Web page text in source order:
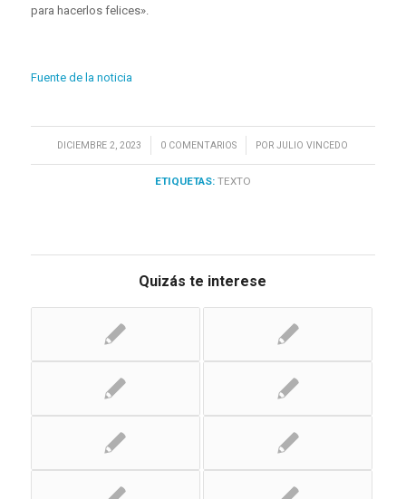
para hacerlos felices».
Fuente de la noticia
DICIEMBRE 2, 2023
/ 0 COMENTARIOS
/ PORJULIO VINCEDO
ETIQUETAS: TEXTO
Quizás te interese